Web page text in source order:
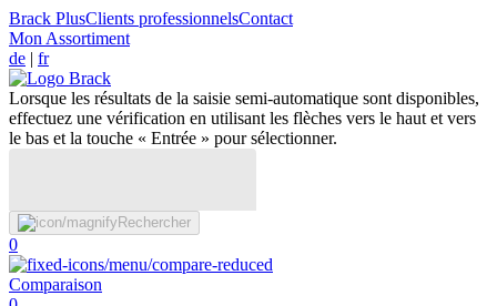
Brack PlusClients professionnelsContact
Mon Assortiment
de | fr
Lorsque les résultats de la saisie semi-automatique sont disponibles,
effectuez une vérification en utilisant les flèches vers le haut et vers
le bas et la touche « Entrée » pour sélectionner.
Rechercher
0
Comparaison